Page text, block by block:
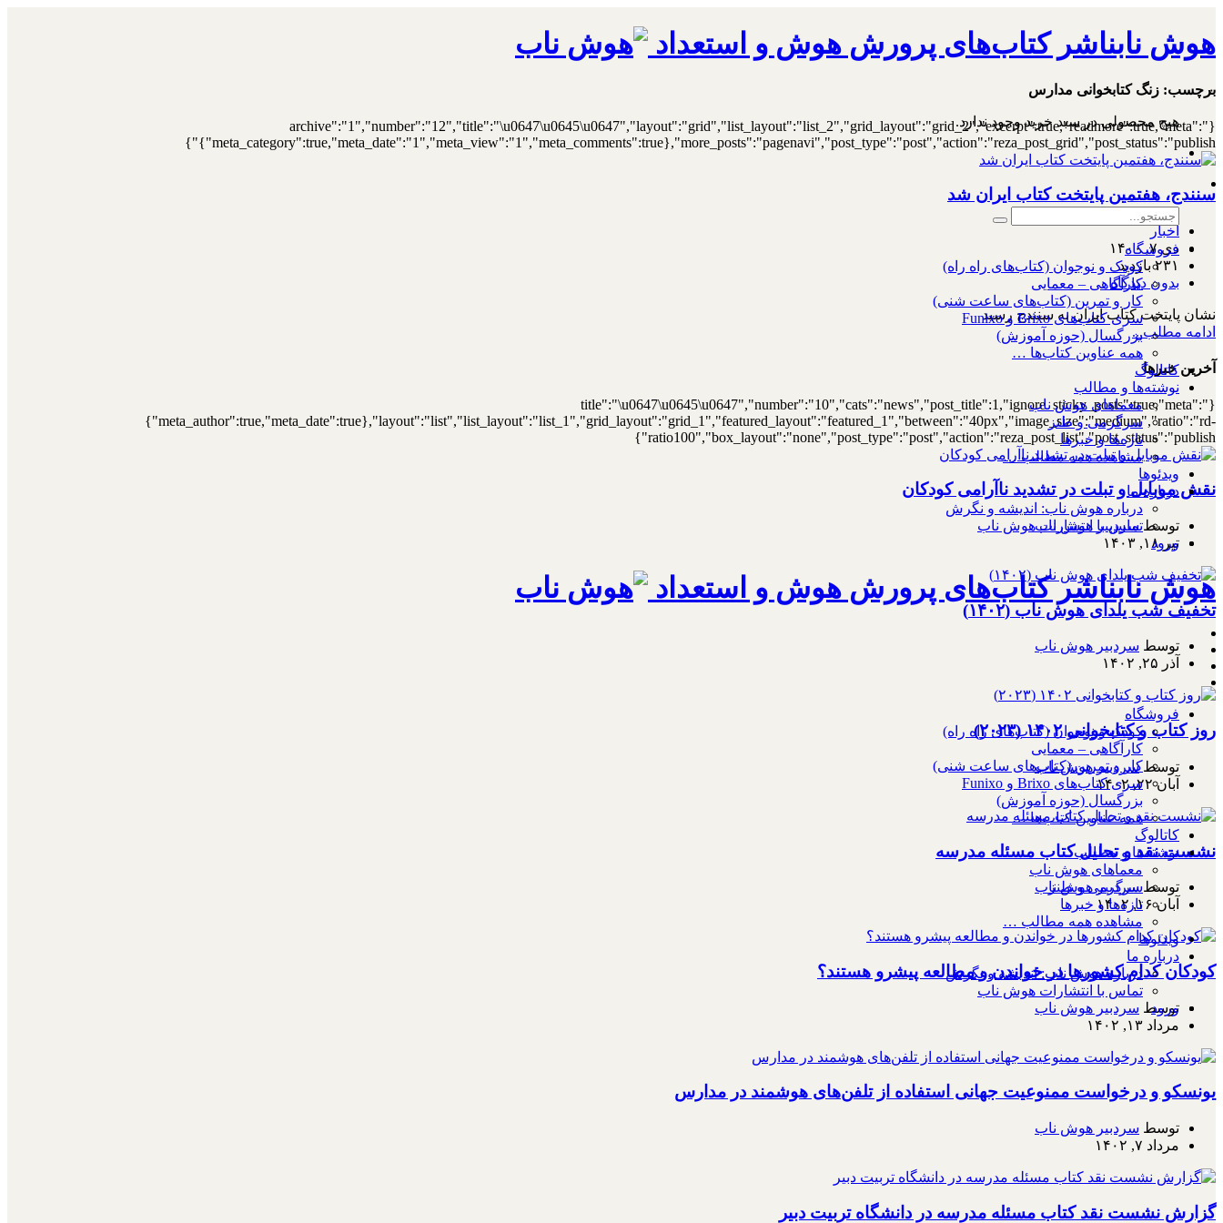
هوش نابناشر کتاب‌های پرورش هوش و استعداد
۰
هیچ محصولی در سبد خرید وجود ندارد.
فروشگاه
کودک و نوجوان (کتاب‌های راه راه)
کارآگاهی – معمایی
کار و تمرین (کتاب‌های ساعت شنی)
سری کتاب‌های Brixo و Funixo
بزرگسال (حوزه آموزش)
همه عناوین کتاب‌ها …
کاتالوگ
نوشته‌ها و مطالب
معماهای هوش ناب
سرگرمی و طنز
تازه‌ها و خبرها
مشاهده همه مطالب …
ویدئوها
درباره ما
درباره هوش ناب: اندیشه و نگرش
تماس با انتشارات هوش ناب
ورود
هوش نابناشر کتاب‌های پرورش هوش و استعداد
فروشگاه
کودک و نوجوان (کتاب‌های راه راه)
کارآگاهی – معمایی
کار و تمرین (کتاب‌های ساعت شنی)
سری کتاب‌های Brixo و Funixo
بزرگسال (حوزه آموزش)
همه عناوین کتاب‌ها …
کاتالوگ
نوشته‌ها و مطالب
معماهای هوش ناب
سرگرمی و طنز
تازه‌ها و خبرها
مشاهده همه مطالب …
ویدئوها
درباره ما
درباره هوش ناب: اندیشه و نگرش
تماس با انتشارات هوش ناب
ورود
برچسب: زنگ کتابخوانی مدارس
{"archive":"1","number":"12","title":"\u0647\u0645\u0647","layout":"grid","list_layout":"list_2","grid_layout":"grid_2","excerpt":true,"readmore":true,"meta":
{"meta_category":true,"meta_date":"1","meta_view":"1","meta_comments":true},"more_posts":"pagenavi","post_type":"post","action":"reza_post_grid","post_status":"publish"}
سنندج، هفتمین پایتخت کتاب ایران شد
اخبار
دی ۷, ۱۴۰۰
۲۳۱ بازدید
بدون دیدگاه
نشان پایتخت کتاب ایران به سنندج رسید
ادامه مطلب...
آخرین خبرها
{"title":"\u0647\u0645\u0647","number":"10","cats":"news","post_title":1,"ignore_sticky_posts":true,"meta":
{"meta_author":true,"meta_date":true},"layout":"list","list_layout":"list_1","grid_layout":"grid_1","featured_layout":"featured_1","between":"40px","image_size":"medium","ratio":"rd-
ratio100","box_layout":"none","post_type":"post","action":"reza_post_list","post_status":"publish"}
نقش موبایل و تبلت در تشدید ناآرامی کودکان
توسطسردبیر هوش ناب
تیر ۱۸, ۱۴۰۳
تخفیف شب یلدای هوش ناب (۱۴۰۲)
توسط سردبیر هوش ناب
آذر ۲۵, ۱۴۰۲
روز کتاب و کتابخوانی ۱۴۰۲ (۲۰۲۳)
توسطسردبیر هوش ناب
آبان ۲۲, ۱۴۰۲
نشست نقد و تحلیل کتاب مسئله مدرسه
توسطسردبیر هوش ناب
آبان ۱۶, ۱۴۰۲
کودکان کدام کشورها در خواندن و مطالعه پیشرو هستند؟
توسط سردبیر هوش ناب
مرداد ۱۳, ۱۴۰۲
یونسکو و درخواست ممنوعیت جهانی استفاده از تلفن‌های هوشمند در مدارس
توسط سردبیر هوش ناب
مرداد ۷, ۱۴۰۲
گزارش نشست نقد کتاب مسئله مدرسه در دانشگاه تربیت دبیر